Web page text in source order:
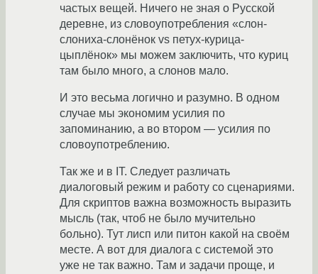
частых вещей. Ничего не зная о Русской
деревне, из словоупотребления «слон-
слониха-слонёнок vs петух-курица-
цыплёнок» мы можем заключить, что куриц
там было много, а слонов мало.
И это весьма логично и разумно. В одном
случае мы экономим усилия по
запоминанию, а во втором — усилия по
словоупотреблению.
Так же и в IT. Следует различать
диалоговый режим и работу со сценариями.
Для скриптов важна возможность выразить
мысль (так, чтоб не было мучительно
больно). Тут лисп или питон какой на своём
месте. А вот для диалога с системой это
уже не так важно. Там и задачи проще, и